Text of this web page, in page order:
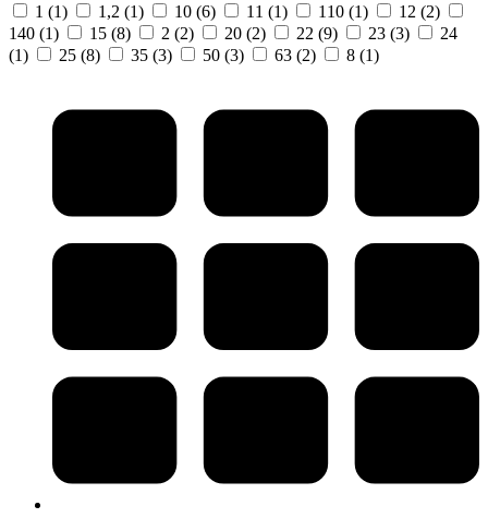
1 (1) 1,2 (1) 10 (6) 11 (1) 110 (1) 12 (2)
140 (1) 15 (8) 2 (2) 20 (2) 22 (9) 23 (3)
24
(1)
25 (8) 35 (3) 50 (3) 63 (2) 8 (1)